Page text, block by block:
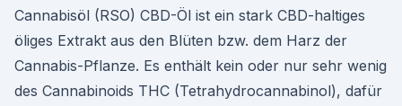
Cannabisöl (RSO) CBD-Öl ist ein stark CBD-haltiges
öliges Extrakt aus den Blüten bzw. dem Harz der
Cannabis-Pflanze. Es enthält kein oder nur sehr wenig
des Cannabinoids THC (Tetrahydrocannabinol), dafür